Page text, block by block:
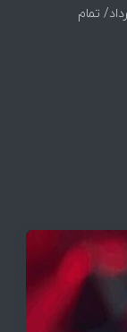
و سکه امروز پنجشنبه 15مرداد/ تمام